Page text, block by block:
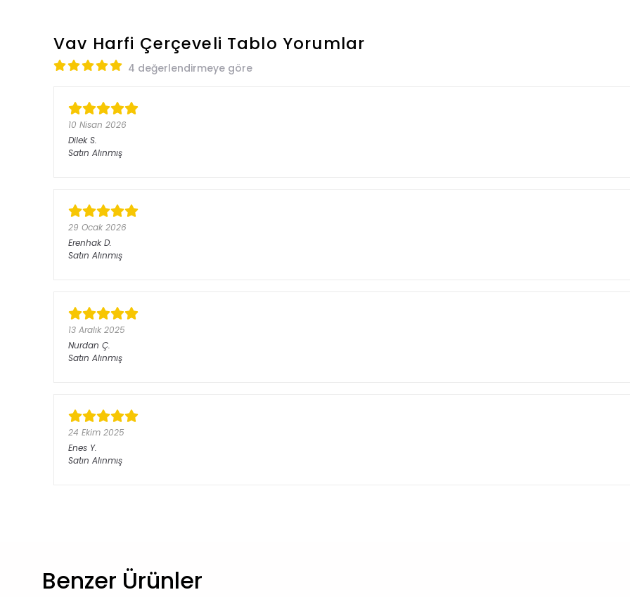
Vav Harfi Çerçeveli Tablo Yorumlar
4 değerlendirmeye göre
10 Nisan 2026
Dilek S.
Satın Alınmış
29 Ocak 2026
Erenhak D.
Satın Alınmış
13 Aralık 2025
Nurdan Ç.
Satın Alınmış
24 Ekim 2025
Enes Y.
Satın Alınmış
Benzer Ürünler